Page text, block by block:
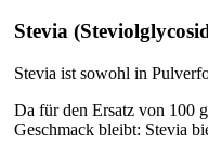
Stevia
Stevia ist sowohl in
Da für den Ersatz von 100
Geschmack bleibt: Stevia